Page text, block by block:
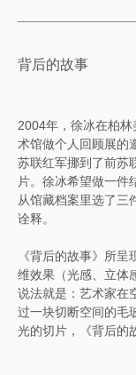
背后的故事
2004年，徐冰在柏
术馆做个人回顾展的
苏联红军挪到了前苏
片。徐冰希望做一件
从馆藏档案里选了三
诠释。
《背后的故事》所
维效果（光感、立体
说法就是：艺术家在
过一块切断空间的毛
光的切片，《背后的